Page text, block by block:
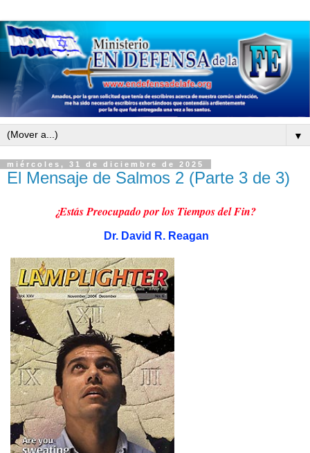
▼
miércoles, 31 de diciembre de 2025
El Mensaje de Salmos 2 (Parte 3 de 3)
¿Estás Preocupado por los Tiempos del Fin?
Dr. David R. Reagan